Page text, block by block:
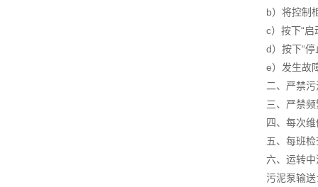
b）将控制
c）按下“
d）按下“
e）发生故
二、严禁
三、严禁
四、每次
五、每班
六、运转
污泥泵输